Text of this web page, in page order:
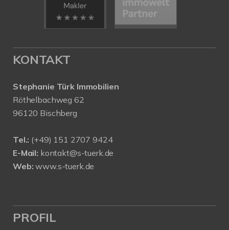
KONTAKT
Stephanie Türk Immobilien
Röthelbachweg 62
96120 Bischberg
Tel.: (+49) 151 2707 9424
E-Mail: kontakt@s-tuerk.de
Web: www.s-tuerk.de
PROFIL